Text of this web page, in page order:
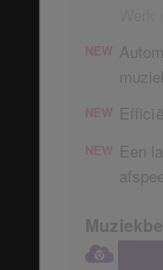
NEW
NEW
NEW Een